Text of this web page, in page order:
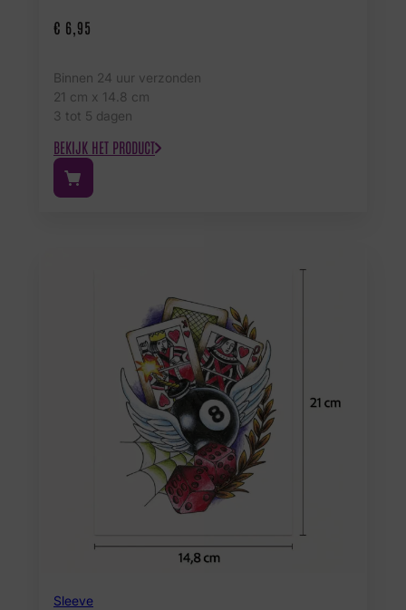
€ 6,95
Binnen 24 uur verzonden
21 cm x 14.8 cm
3 tot 5 dagen
BEKIJK HET PRODUCT
Sleeve